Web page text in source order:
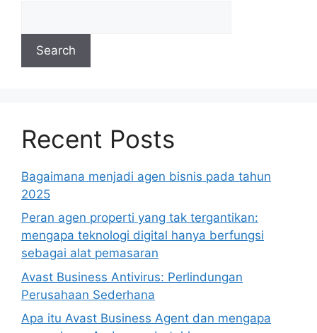
Search
Recent Posts
Bagaimana menjadi agen bisnis pada tahun
2025
Peran agen properti yang tak tergantikan:
mengapa teknologi digital hanya berfungsi
sebagai alat pemasaran
Avast Business Antivirus: Perlindungan
Perusahaan Sederhana
Apa itu Avast Business Agent dan mengapa